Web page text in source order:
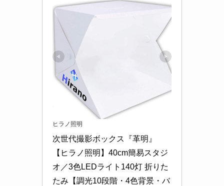
ヒラノ照明
次世代撮影ボックス『革明』
【ヒラノ照明】40cm簡易スタジ
オ／3色LEDライト140灯 折りた
たみ【調光10段階・4色背景・バ